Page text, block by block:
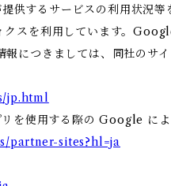
供するサービスの利用状況
を利用しています。
につきましては、同社のサイ
jp.html
を使用する際の Google によ
partner-sites?hl=ja